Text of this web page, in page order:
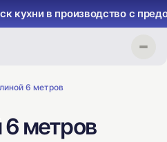
кухни в производство с
6 метров
6 метров